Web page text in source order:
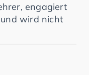
engagiert
wird nicht